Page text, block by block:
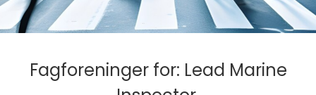
Fagforeninger for: Lead Marine